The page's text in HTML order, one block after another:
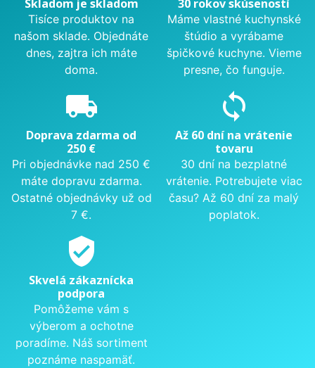
Skladom je skladom
Tisíce produktov na
našom sklade. Objednáte
dnes, zajtra ich máte
doma.
30 rokov skúseností
Máme vlastné kuchynské
štúdio a vyrábame
špičkové kuchyne. Vieme
presne, čo funguje.
local_shipping
Doprava zdarma od
250 €
Pri objednávke nad 250 €
máte dopravu zdarma.
Ostatné objednávky už od
7 €.
sync
Až 60 dní na vrátenie
tovaru
30 dní na bezplatné
vrátenie. Potrebujete viac
času? Až 60 dní za malý
poplatok.
verified_user
Skvelá zákaznícka
podpora
Pomôžeme vám s
výberom a ochotne
poradíme. Náš sortiment
poznáme naspamäť.